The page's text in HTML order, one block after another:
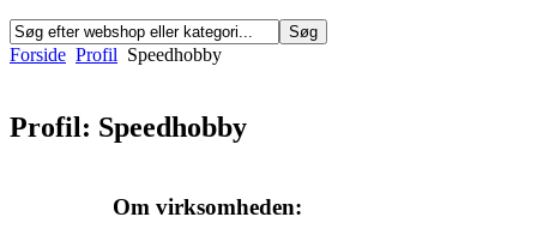
Forside Profil Speedhobby
Profil: Speedhobby
Om virksomheden: